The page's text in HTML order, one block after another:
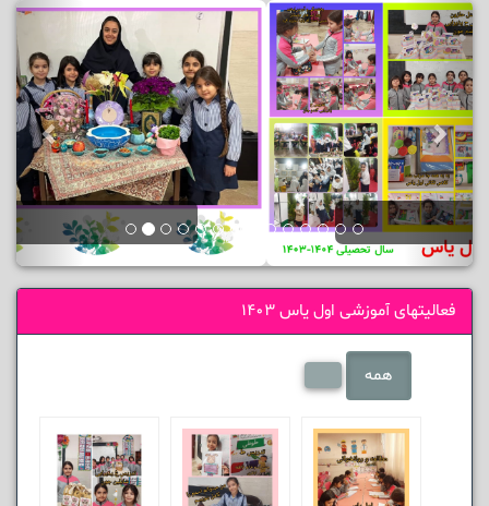
فعالیتهای آموزشی اول یاس 1403
همه